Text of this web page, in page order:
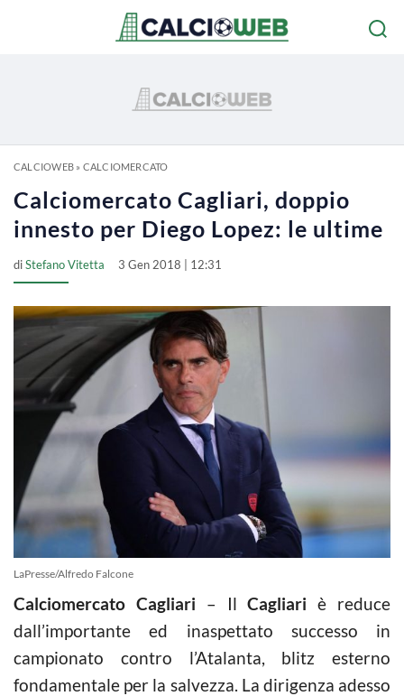
CALCIOWEB» CALCIOMERCATO
Calciomercato Cagliari, doppio
innesto per Diego Lopez: le ultime
diStefano Vitetta 3 Gen 2018 | 12:31
LaPresse/Alfredo Falcone
Calciomercato Cagliari – IlCagliari è reduce
dall’importante ed inaspettato successo in
campionato contro l’Atalanta, blitz esterno
fondamentale per la salvezza. La dirigenza adesso